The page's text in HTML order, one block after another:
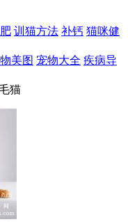
训猫方法 补钙 猫咪健
美图 宠物大全 疾病导
猫